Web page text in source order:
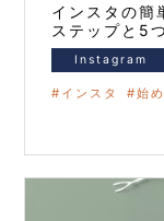
インスタの簡
ステップと5
Instagram
インスタ 始